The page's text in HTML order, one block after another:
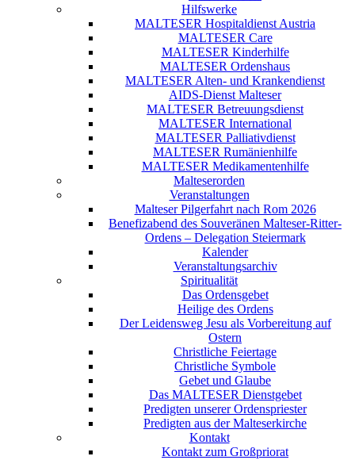
Hilfswerke
MALTESER Hospitaldienst Austria
MALTESER Care
MALTESER Kinderhilfe
MALTESER Ordenshaus
MALTESER Alten- und Krankendienst
AIDS-Dienst Malteser
MALTESER Betreuungsdienst
MALTESER International
MALTESER Palliativdienst
MALTESER Rumänienhilfe
MALTESER Medikamentenhilfe
Malteserorden
Veranstaltungen
Malteser Pilgerfahrt nach Rom 2026
Benefizabend des Souveränen Malteser-Ritter-
Ordens – Delegation Steiermark
Kalender
Veranstaltungsarchiv
Spiritualität
Das Ordensgebet
Heilige des Ordens
Der Leidensweg Jesu als Vorbereitung auf
Ostern
Christliche Feiertage
Christliche Symbole
Gebet und Glaube
Das MALTESER Dienstgebet
Predigten unserer Ordenspriester
Predigten aus der Malteserkirche
Kontakt
Kontakt zum Großpriorat